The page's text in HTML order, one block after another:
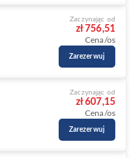
Zaczynając od
zł 756,51
Cena/os
Zarezerwuj
Zaczynając od
zł 607,15
Cena/os
Zarezerwuj